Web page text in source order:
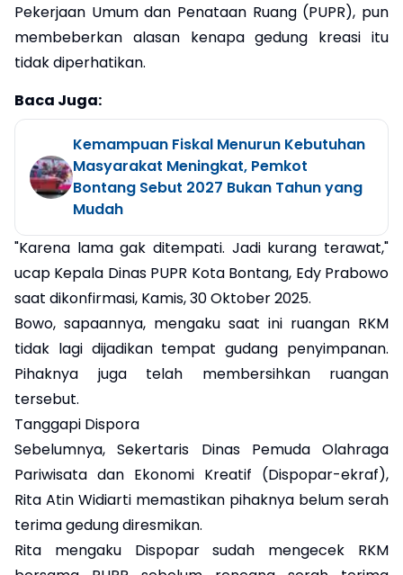
Pekerjaan Umum dan Penataan Ruang (PUPR), pun
membeberkan alasan kenapa gedung kreasi itu
tidak diperhatikan.
Baca Juga:
Kemampuan Fiskal Menurun Kebutuhan
Masyarakat Meningkat, Pemkot
Bontang Sebut 2027 Bukan Tahun yang
Mudah
"Karena lama gak ditempati. Jadi kurang terawat,"
ucap Kepala Dinas PUPR Kota Bontang, Edy Prabowo
saat dikonfirmasi, Kamis, 30 Oktober 2025.
Bowo, sapaannya, mengaku saat ini ruangan RKM
tidak lagi dijadikan tempat gudang penyimpanan.
Pihaknya juga telah membersihkan ruangan
tersebut.
Tanggapi Dispora
Sebelumnya, Sekertaris Dinas Pemuda Olahraga
Pariwisata dan Ekonomi Kreatif (Dispopar-ekraf),
Rita Atin Widiarti memastikan pihaknya belum serah
terima gedung diresmikan.
Rita mengaku Dispopar sudah mengecek RKM